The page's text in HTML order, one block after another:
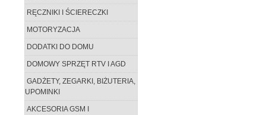
RĘCZNIKI I ŚCIERECZKI
MOTORYZACJA
DODATKI DO DOMU
DOMOWY SPRZĘT RTV I AGD
GADŻETY, ZEGARKI, BIŻUTERIA,
UPOMINKI
AKCESORIA GSM I